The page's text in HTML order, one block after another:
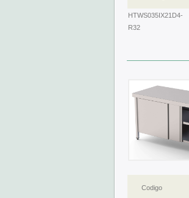
HTWS035IX21D4-
R32
Codigo